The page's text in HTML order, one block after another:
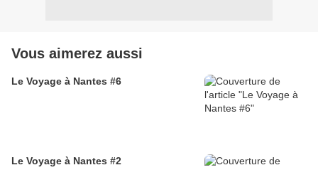
Vous aimerez aussi
Le Voyage à Nantes #6
Le Voyage à Nantes #2